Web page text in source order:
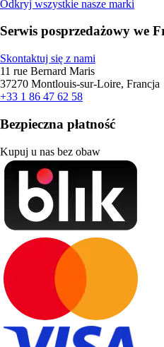
Odkryj wszystkie nasze marki
Serwis posprzedażowy we
Skontaktuj się z nami
11 rue Bernard Maris
37270 Montlouis-sur-Loire, Francja
+33 1 86 47 62 58
Bezpieczna płatność
Kupuj u nas bez obaw